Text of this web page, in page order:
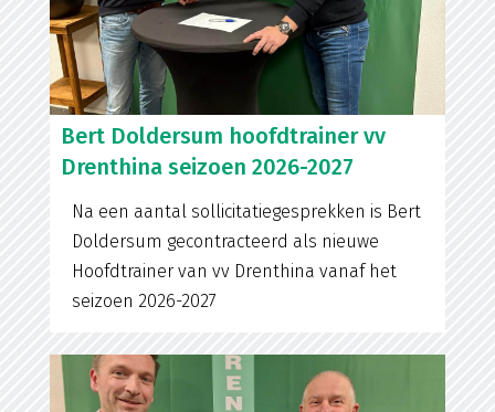
Bert Doldersum hoofdtrainer vv
Drenthina seizoen 2026-2027
Na een aantal sollicitatiegesprekken is Bert
Doldersum gecontracteerd als nieuwe
Hoofdtrainer van vv Drenthina vanaf het
seizoen 2026-2027